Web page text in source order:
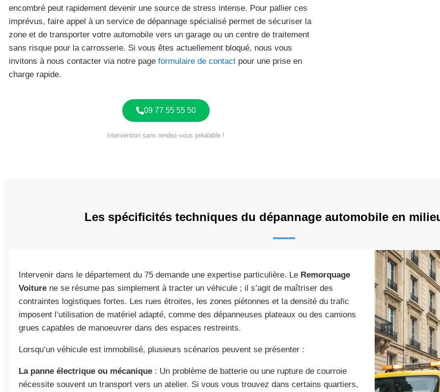
encombré peut rapidement devenir une source de stress intense. Pour pallier ces
imprévus, faire appel à un service de dépannage spécialisé permet de sécuriser la
zone et de transporter votre automobile vers un garage ou un centre de traitement
sans risque pour la carrosserie. Si vous êtes actuellement bloqué, nous vous
invitons à nous contacter via notre page formulaire de contact pour une prise en
charge rapide.
09 77 55 55 50
Intervention sans rendez-vous préalable !
Les spécificités techniques du dépannage automobile en
Intervenir dans le département du 75 demande une expertise particulière. Le Remorquage
Voiture ne se résume pas simplement à tracter un véhicule ; il s’agit de maîtriser des
contraintes logistiques fortes. Les rues étroites, les zones piétonnes et la densité du trafic
imposent l’utilisation de matériel adapté, comme des dépanneuses plateaux ou des camions
grues capables de manoeuvrer dans des espaces restreints.
Lorsqu’un véhicule est immobilisé, plusieurs scénarios peuvent se présenter :
La panne électrique ou mécanique : Un problème de batterie ou une rupture de courroie
nécessite souvent un transport vers un atelier. Si vous vous trouvez dans certains quartiers,